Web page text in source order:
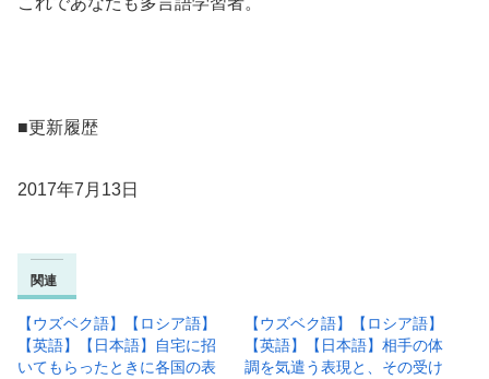
■更新履歴
2017年7月13日
関連
【ウズベク語】【ロシア語】
【英語】【日本語】自宅に招
いてもらったときに各国の表
【ウズベク語】【ロシア語】
【英語】【日本語】相手の体
調を気遣う表現と、その受け